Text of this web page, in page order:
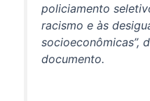
policiamento
racismo e às
socioeconômicas”,
documento.